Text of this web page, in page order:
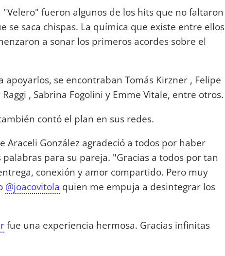
fueron algunos de los hits que no faltaron
se saca chispas. La química que existe entre ellos
a sonar los primeros acordes sobre el
apoyarlos, se encontraban Tomás Kirzner , Felipe
, Sabrina Fogolini y Emme Vitale, entre otros.
contó el plan en sus redes.
Araceli González agradeció a todos por haber
para su pareja. "Gracias a todos por tan
conexión y amor compartido. Pero muy
@joacovitola quien me empuja a desintegrar los
fue una experiencia hermosa. Gracias infinitas